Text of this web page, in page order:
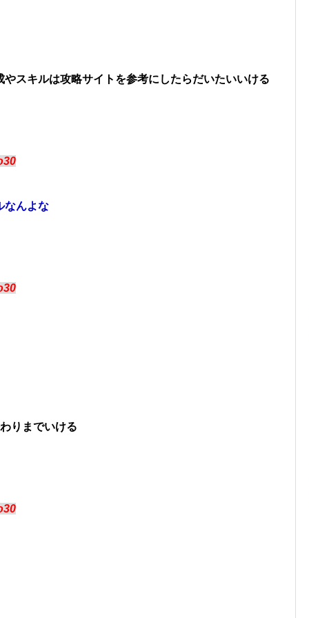
スキルは攻略サイトを参考にしたらだいたいいける
なんよな
りまでいける